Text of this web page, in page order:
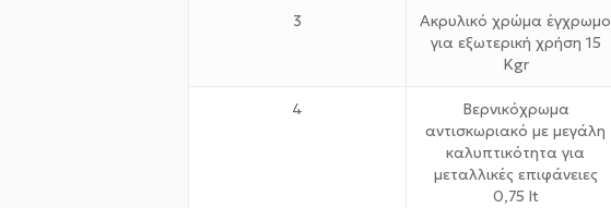
3
Ακρυλικό χρώμα έγχρωμο
για εξωτερική χρήση 15
Kgr
4
Βερνικόχρωμα
αντισκωριακό με μεγάλη
καλυπτικότητα για
μεταλλικές επιφάνειες
0,75 lt